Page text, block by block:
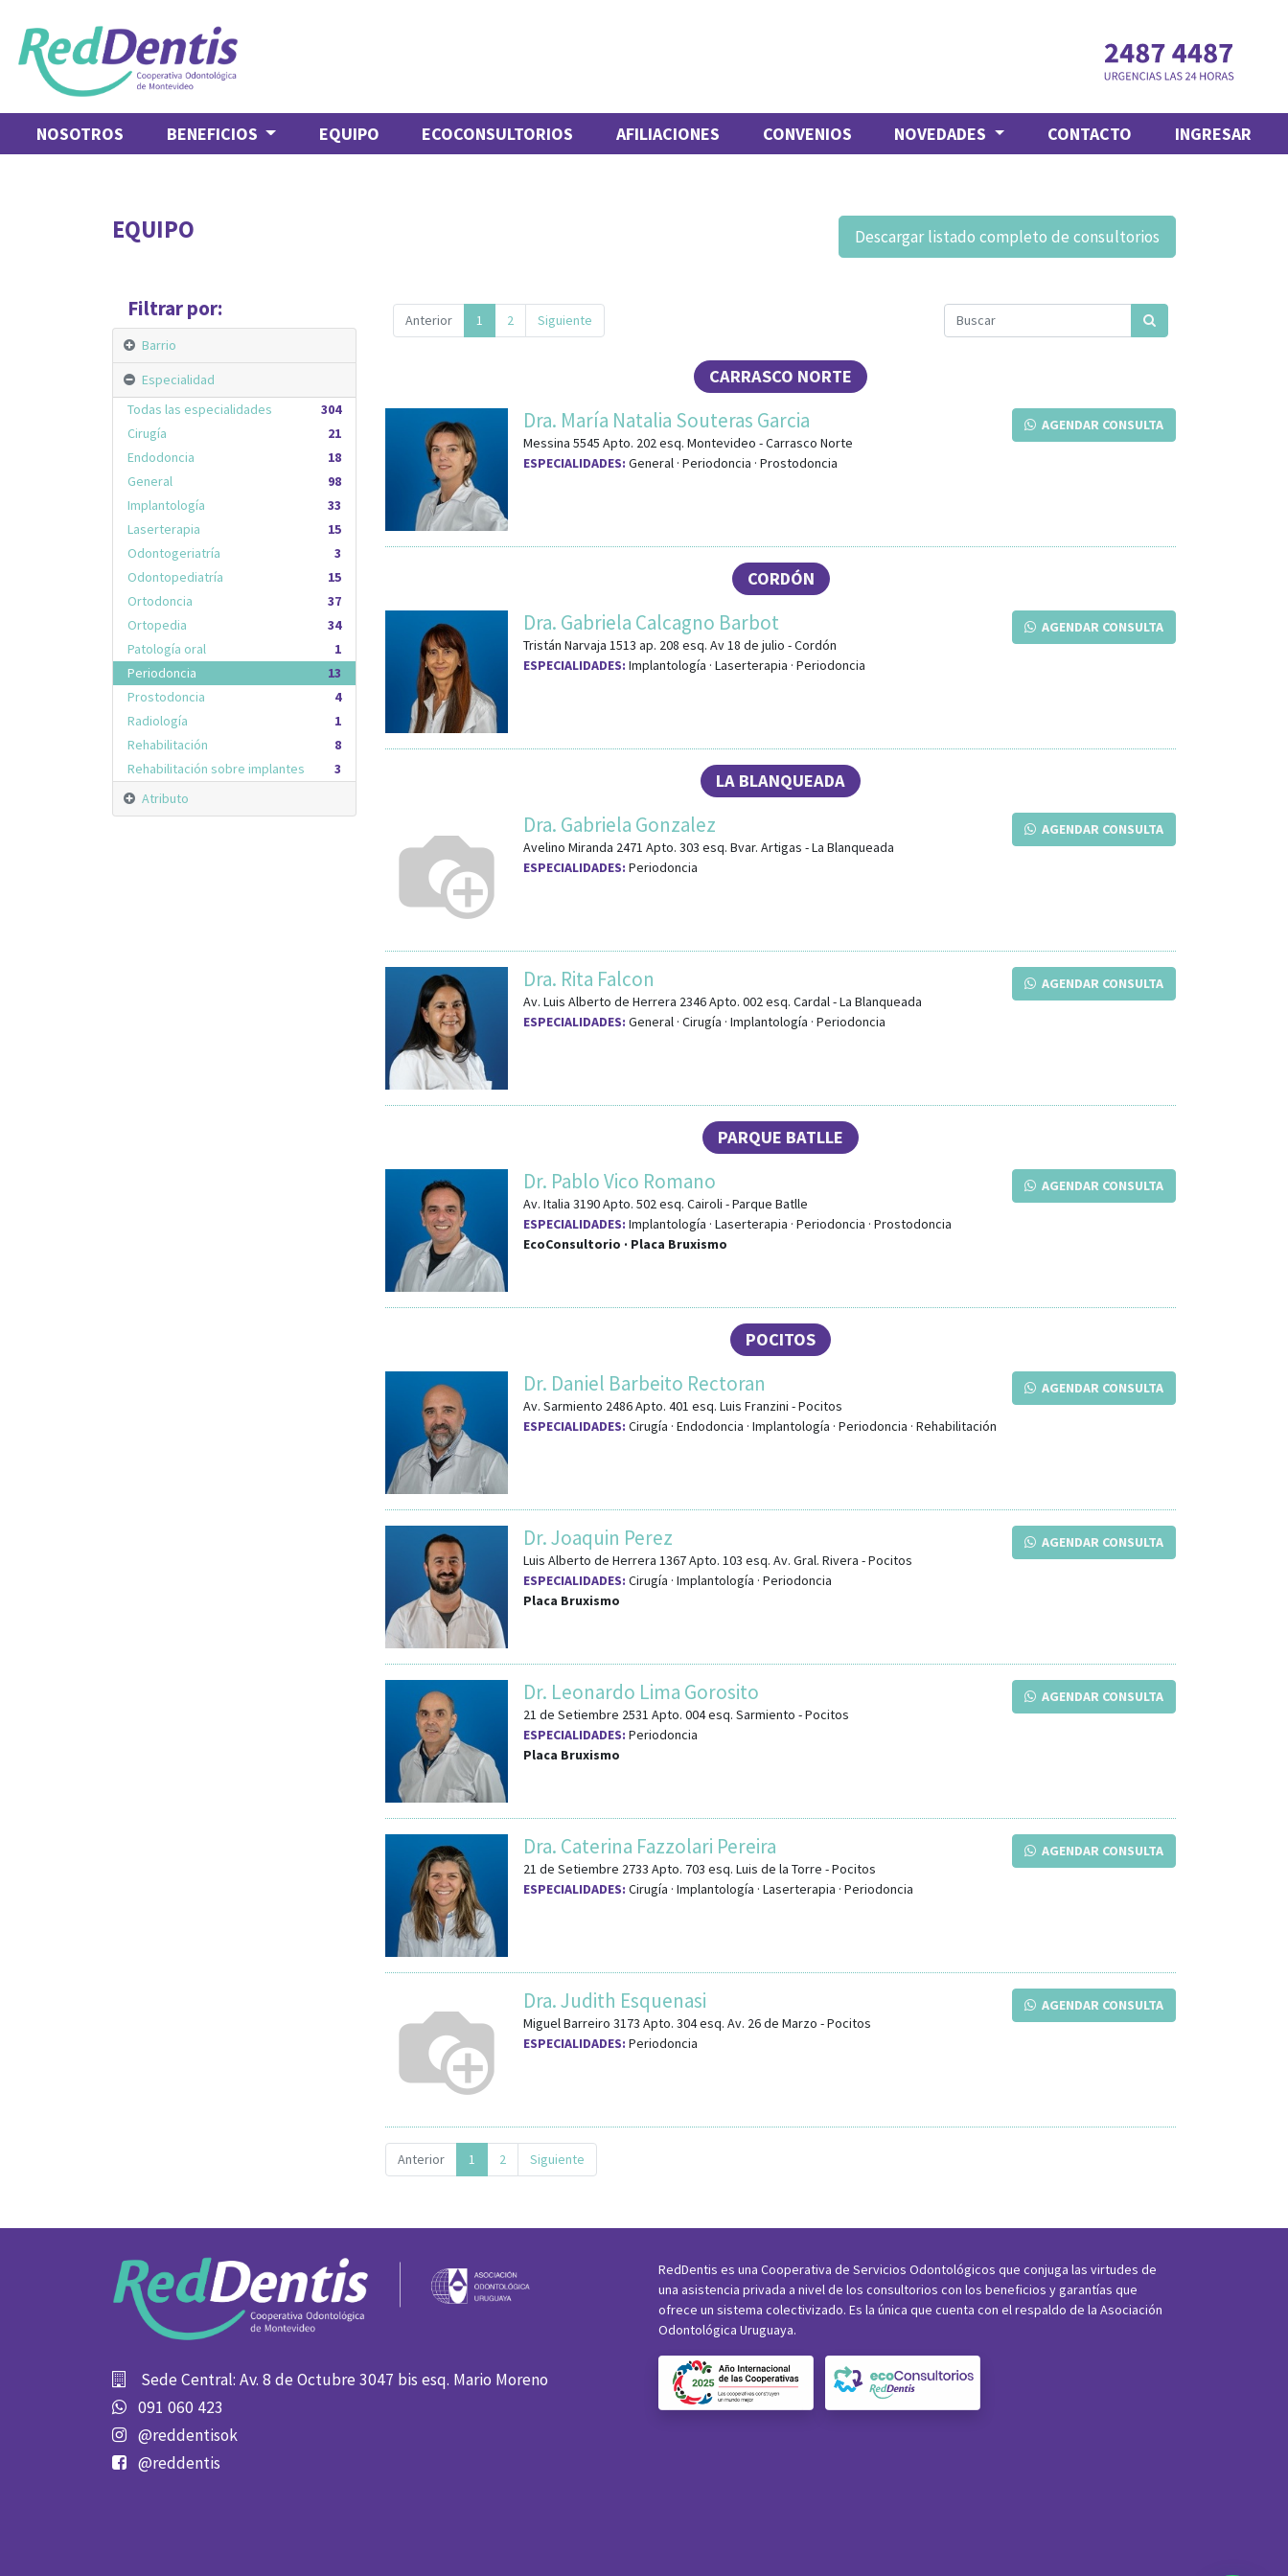
NOSOTROS BENEFICIOS EQUIPO ECOCONSULTORIOS AFILIACIONES CONVENIOS NOVEDADES CONTACTO INGRESAR
EQUIPO Descargar listado completo de consultorios
Filtrar por:
Barrio
Especialidad
304
Todas las especialidades
21
Cirugía
18
Endodoncia
98
General
33
Implantología
15
Laserterapia
3
Odontogeriatría
15
Odontopediatría
37
Ortodoncia
34
Ortopedia
1
Patología oral
13
Periodoncia
4
Prostodoncia
1
Radiología
8
Rehabilitación
3
Rehabilitación sobre implantes
Atributo
Anterior 1 2 Siguiente
CARRASCO NORTE
AGENDAR CONSULTA
Dra. María Natalia Souteras Garcia
Messina 5545 Apto. 202esq. Montevideo -Carrasco Norte
ESPECIALIDADES: General · Periodoncia · Prostodoncia
CORDÓN
AGENDAR CONSULTA
Dra. Gabriela Calcagno Barbot
Tristán Narvaja 1513 ap. 208 esq. Av 18 de julio -Cordón
ESPECIALIDADES: Implantología · Laserterapia · Periodoncia
LA BLANQUEADA
AGENDAR CONSULTA
Dra. Gabriela Gonzalez
Avelino Miranda 2471 Apto. 303 esq. Bvar. Artigas -La Blanqueada
ESPECIALIDADES: Periodoncia
AGENDAR CONSULTA
Dra. Rita Falcon
Av. Luis Alberto de Herrera 2346 Apto. 002esq. Cardal-La Blanqueada
ESPECIALIDADES: General · Cirugía · Implantología · Periodoncia
PARQUE BATLLE
AGENDAR CONSULTA
Dr. Pablo Vico Romano
Av. Italia 3190 Apto. 502esq. Cairoli -Parque Batlle
ESPECIALIDADES: Implantología · Laserterapia · Periodoncia · Prostodoncia
EcoConsultorio · Placa Bruxismo
POCITOS
AGENDAR CONSULTA
Dr. Daniel Barbeito Rectoran
Av. Sarmiento 2486 Apto. 401 esq. Luis Franzini -Pocitos
ESPECIALIDADES: Cirugía · Endodoncia · Implantología · Periodoncia · Rehabilitación
AGENDAR CONSULTA
Dr. Joaquin Perez
Luis Alberto de Herrera 1367 Apto. 103 esq. Av. Gral. Rivera -Pocitos
ESPECIALIDADES: Cirugía · Implantología · Periodoncia
Placa Bruxismo
AGENDAR CONSULTA
Dr. Leonardo Lima Gorosito
21 de Setiembre 2531 Apto. 004esq. Sarmiento -Pocitos
ESPECIALIDADES: Periodoncia
Placa Bruxismo
AGENDAR CONSULTA
Dra. Caterina Fazzolari Pereira
21 de Setiembre 2733 Apto. 703 esq. Luis de la Torre -Pocitos
ESPECIALIDADES: Cirugía · Implantología · Laserterapia · Periodoncia
AGENDAR CONSULTA
Dra. Judith Esquenasi
Miguel Barreiro 3173 Apto. 304esq. Av. 26 de Marzo -Pocitos
ESPECIALIDADES: Periodoncia
Anterior 1 2 Siguiente
Sede Central: Av. 8 de Octubre 3047 bis esq. Mario Moreno
091 060 423
@reddentisok
@reddentis
RedDentis es una Cooperativa de Servicios Odontológicos que conjuga las virtudes de
una asistencia privada a nivel de los consultorios con los beneficios y garantías que
ofrece un sistema colectivizado. Es la única que cuenta con el respaldo de la Asociación
Odontológica Uruguaya.